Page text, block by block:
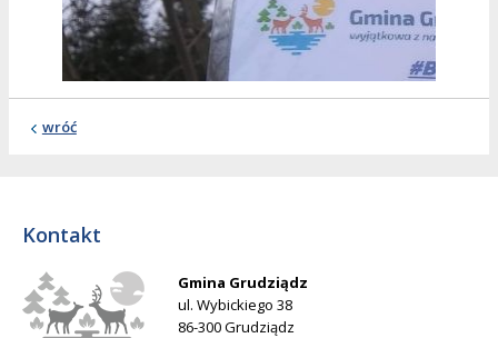
wróć
Kontakt
Gmina Grudziądz
ul. Wybickiego 38
86-300 Grudziądz